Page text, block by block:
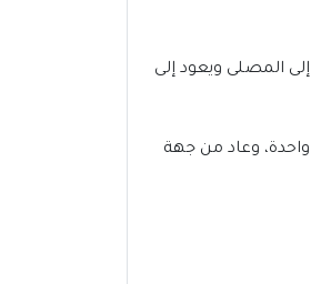
المصلى ويعود إلى
وعاد من جهة